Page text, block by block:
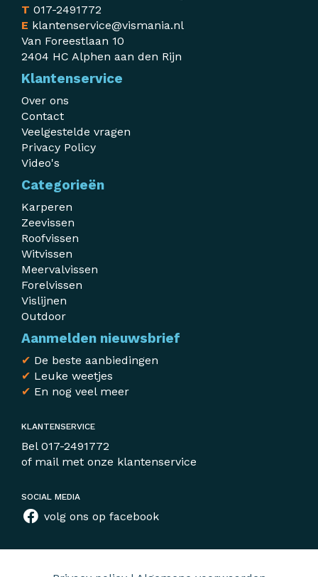
T 017-2491772
E klantenservice@vismania.nl
Van Foreestlaan 10
2404 HC Alphen aan den Rijn
Klantenservice
Over ons
Contact
Veelgestelde vragen
Privacy Policy
Video's
Categorieën
Karperen
Zeevissen
Roofvissen
Witvissen
Meervalvissen
Forelvissen
Vislijnen
Outdoor
Aanmelden nieuwsbrief
✔ De beste aanbiedingen
✔ Leuke weetjes
✔ En nog veel meer
KLANTENSERVICE
Bel 017-2491772
of mail met onze klantenservice
SOCIAL MEDIA
volg ons op facebook